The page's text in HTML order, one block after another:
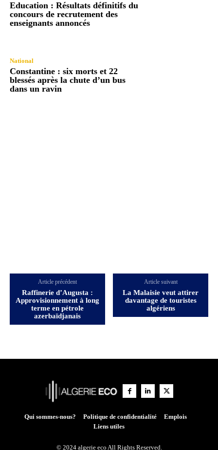
Education : Résultats définitifs du
concours de recrutement des
enseignants annoncés
National
Constantine : six morts et 22
blessés après la chute d’un bus
dans un ravin
Article précédent
Raffinerie d’Augusta :
Approvisionnement à long
terme en pétrole
azerbaïdjanais
Article suivant
La Malaisie veut attirer
davantage de touristes
algériens
Qui sommes-nous? Politique de confidentialité
Emplois
Liens utiles
© 2024 algerie eco All Rights Reserved.